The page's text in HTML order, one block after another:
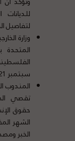
لتفاصيل
وزارة
المتحدة
سبتمبر 2021). لتفاصيل الخبر ومصدره الأصلي،
المندوب
تقصي
حقوق
الخبر